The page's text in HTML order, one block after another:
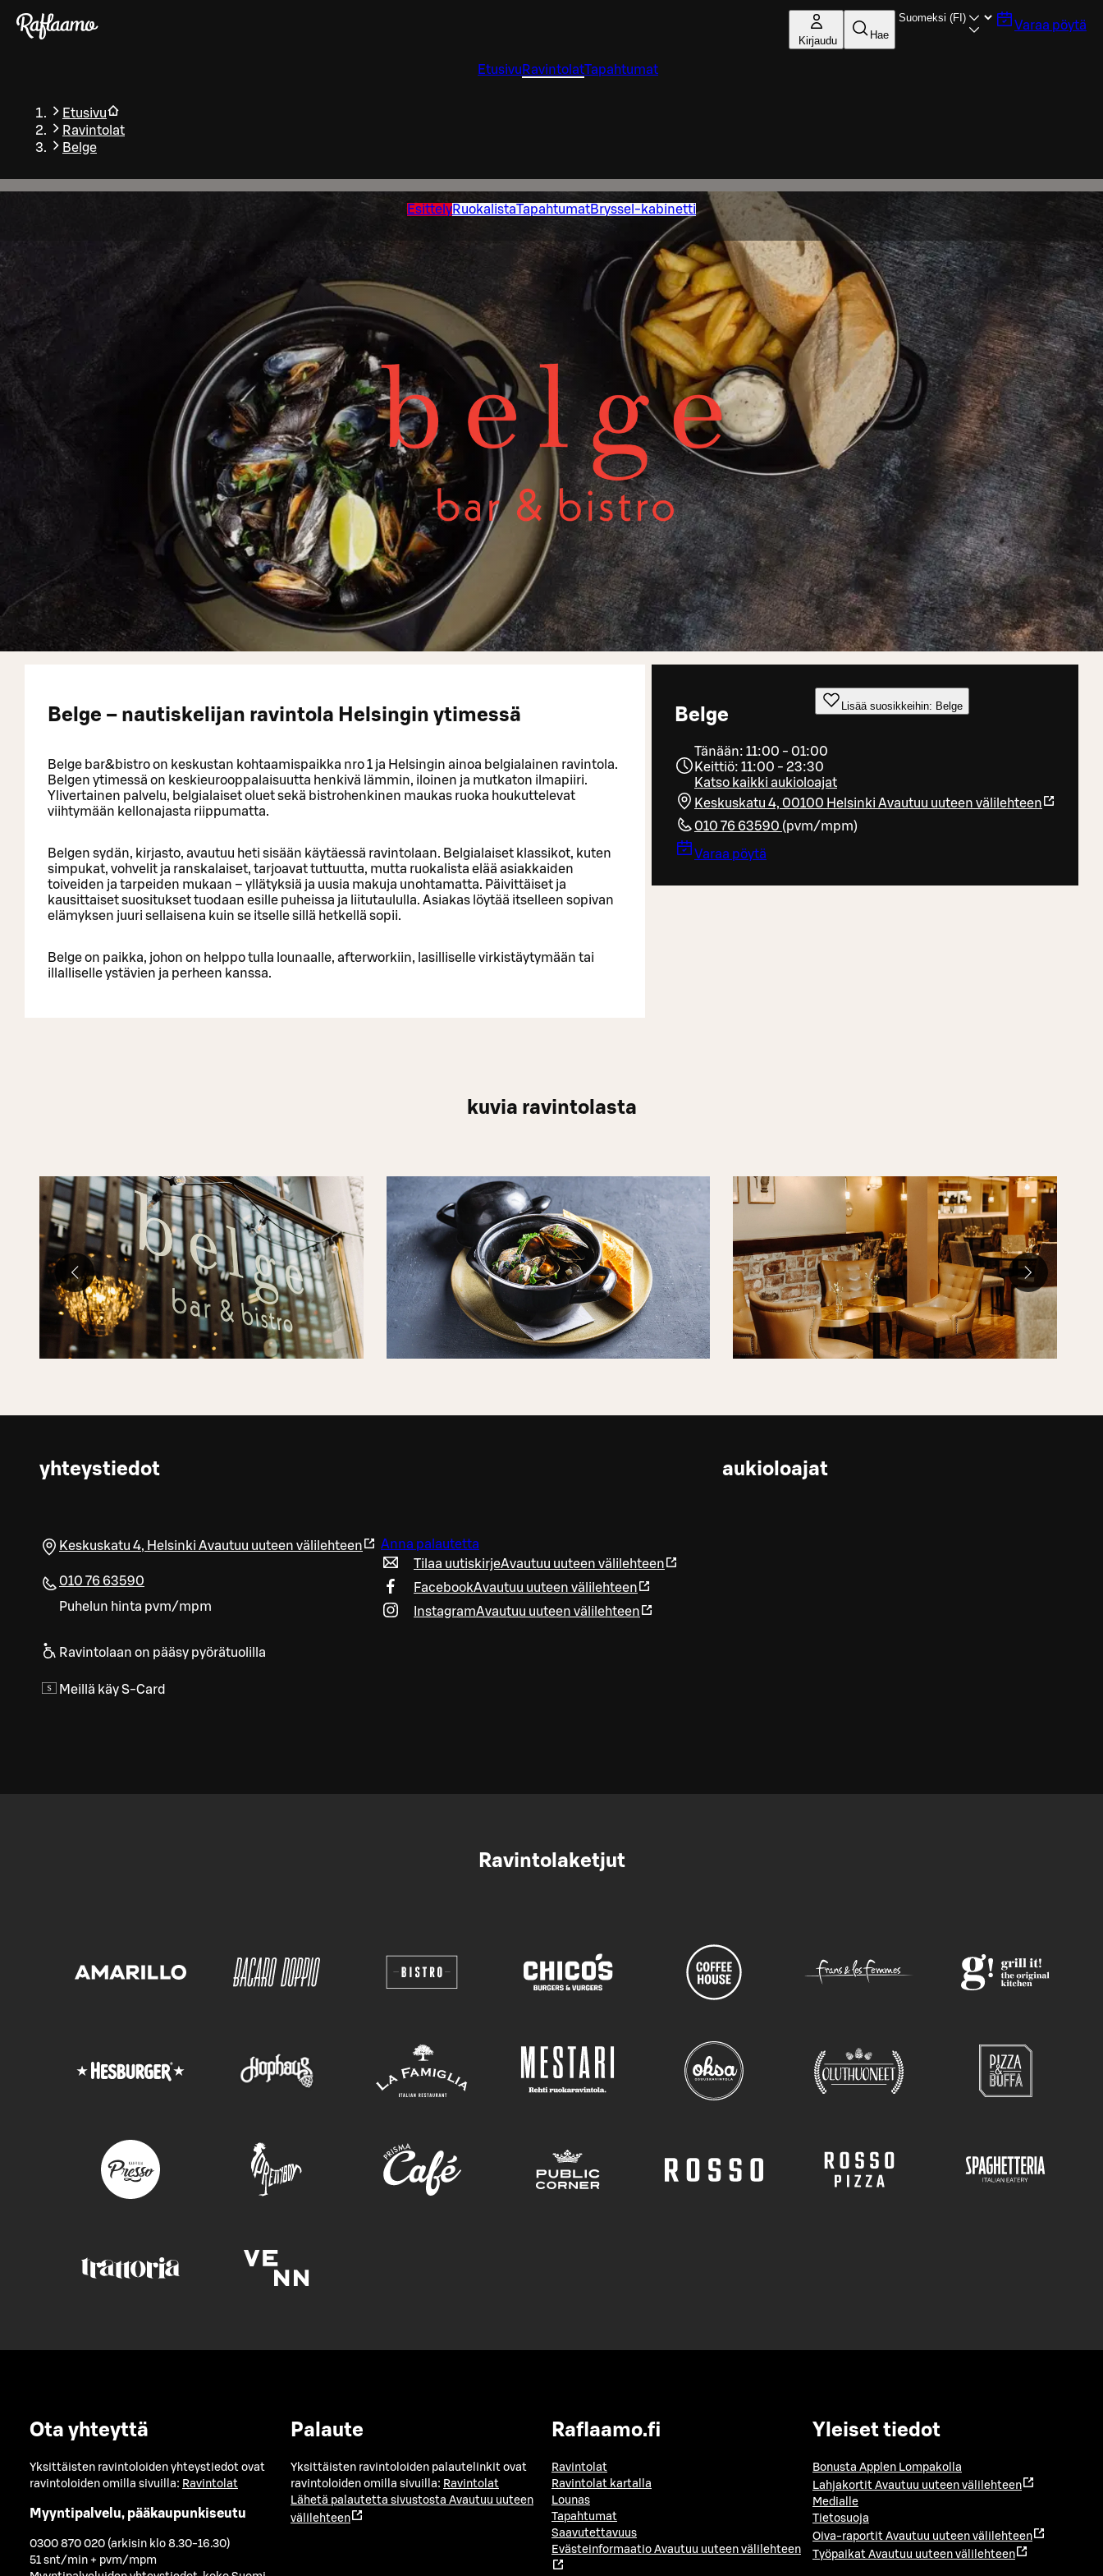
Siirry pääsisältöön
Kirjaudu Hae
Varaa pöytä
Etusivu RavintolatTapahtumat
Etusivu
Ravintolat
Belge
EsittelyRuokalistaTapahtumatBryssel-kabinetti
Belge Lisää suosikkeihin: Belge
Tänään: 11:00 - 01:00
Keittiö: 11:00 - 23:30
Katso kaikki aukioloajat
Keskuskatu 4, 00100 Helsinki Avautuu uuteen välilehteen
010 76 63590 (pvm/mpm)
Varaa pöytä
Belge – nautiskelijan ravintola Helsingin ytimessä
Belge bar&bistro on keskustan kohtaamispaikka nro 1 ja Helsingin ainoa belgialainen ravintola.
Belgen ytimessä on keskieurooppalaisuutta henkivä lämmin, iloinen ja mutkaton ilmapiiri.
Ylivertainen palvelu, belgialaiset oluet sekä bistrohenkinen maukas ruoka houkuttelevat
viihtymään kellonajasta riippumatta.
Belgen sydän, kirjasto, avautuu heti sisään käytäessä ravintolaan. Belgialaiset klassikot, kuten
simpukat, vohvelit ja ranskalaiset, tarjoavat tuttuutta, mutta ruokalista elää asiakkaiden
toiveiden ja tarpeiden mukaan – yllätyksiä ja uusia makuja unohtamatta. Päivittäiset ja
kausittaiset suositukset tuodaan esille puheissa ja liitutaululla. Asiakas löytää itselleen sopivan
elämyksen juuri sellaisena kuin se itselle sillä hetkellä sopii.
Belge on paikka, johon on helppo tulla lounaalle, afterworkiin, lasilliselle virkistäytymään tai
illalliselle ystävien ja perheen kanssa.
kuvia ravintolasta
yhteystiedot
Keskuskatu 4, Helsinki Avautuu uuteen välilehteen
010 76 63590
Puhelun hinta pvm/mpm
Ravintolaan on pääsy pyörätuolilla
Meillä käy S-Card
Anna palautetta
Tilaa uutiskirjeAvautuu uuteen välilehteen
FacebookAvautuu uuteen välilehteen
InstagramAvautuu uuteen välilehteen
aukioloajat
Ravintolaketjut
Ota yhteyttä
Yksittäisten ravintoloiden yhteystiedot ovat
ravintoloiden omilla sivuilla: Ravintolat
Myyntipalvelu, pääkaupunkiseutu
0300 870 020 (arkisin klo 8.30-16.30)
51 snt/min + pvm/mpm
Palaute
Yksittäisten ravintoloiden palautelinkit ovat
ravintoloiden omilla sivuilla: Ravintolat
Lähetä palautetta sivustosta Avautuu uuteen
välilehteen
Raflaamo.fi
Ravintolat
Ravintolat kartalla
Lounas
Tapahtumat
Saavutettavuus
Evästeinformaatio Avautuu uuteen välilehteen
Yleiset tiedot
Bonusta Applen Lompakolla
Lahjakortit Avautuu uuteen välilehteen
Medialle
Tietosuoja
Oiva-raportit Avautuu uuteen välilehteen
Työpaikat Avautuu uuteen välilehteen